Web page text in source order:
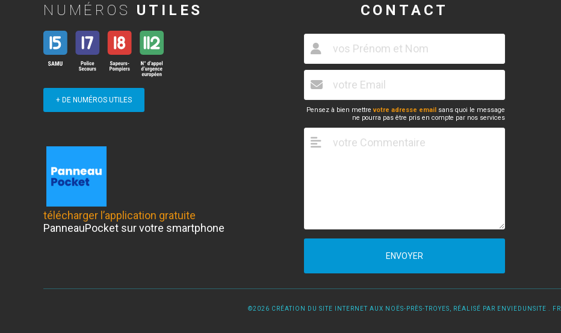
NUMÉROS UTILES
+ DE NUMÉROS UTILES
télécharger l’application gratuite
PanneauPocket sur votre smartphone
CONTACT
Pensez à bien mettrevotre adresse email sans quoi le message
ne pourra pas être pris en compte par nos services
ENVOYER
©2026 CRÉATION DU SITE INTERNET AUX NOËS-PRÈS-TROYES, RÉALISÉ PAR ENVIEDUNSITE . FR